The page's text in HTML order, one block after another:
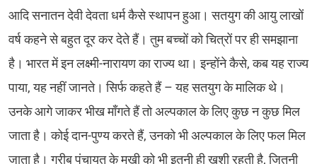
आदि सनातन देवी देवता धर्म कैसे स्थापन हुआ। सतयुग की आयु लाखों
वर्ष कहने से बहुत दूर कर देते हैं। तुम बच्चों को चित्रों पर ही समझाना
है। भारत में इन लक्ष्मी-नारायण का राज्य था। इन्होंने कैसे, कब यह राज्य
पाया, यह नहीं जानते। सिर्फ कहते हैं – यह सतयुग के मालिक थे।
उनके आगे जाकर भीख माँगते हैं तो अल्पकाल के लिए कुछ न कुछ मिल
जाता है। कोई दान-पुण्य करते हैं, उनको भी अल्पकाल के लिए फल मिल
जाता है। गरीब पंचायत के मुखी को भी इतनी ही खुशी रहती है, जितनी